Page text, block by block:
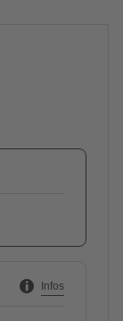
Infos